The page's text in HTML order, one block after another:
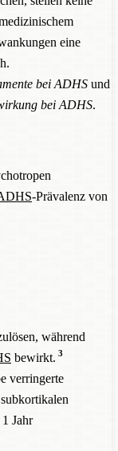
eine
bei ADHS und
bei ADHS.
-Prävalenz von
während
bewirkt. 3
verringerte
Jahr